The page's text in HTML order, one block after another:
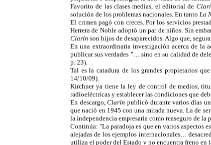
Favorito de las clases medias, el editorial de
solución de los problemas nacionales. En tanto La
El crimen pagó con creces. Por los servicios
Herrera de Noble adoptó un par de niños. Sin
Clarín son hijos de desaparecidos. Algo que,
En una extraordinaria investigación acerca de la
publicar sus verdades "… sino en su calidad de
p. 23).
Tal es la catadura de los grandes propietarios
14/10/09).
Kirchner ya tiene la ley de control de medios,
radioeléctricas y establecer las condiciones que
En descargo,Clarín publicó durante varios días
que nació en 1945 con una mirada nueva. La de
la independencia empresaria como reaseguro de
Continúa: "La paradoja es que en varios aspectos
alejadas de los ejemplos internacionales…
utiliza el poder del Estado y no encuentra freno en